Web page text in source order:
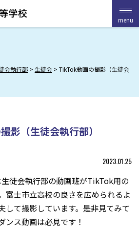
会執行部 > 生徒会 > TikTok動画の撮影（生徒会
影（生徒会執行部）
2023.01.25
徒会執行部の動画班がTikTok用の
富士市立高校の良さを広められるよ
して撮影しています。是非見てみて
ンス動画は必見です！
menu
menu